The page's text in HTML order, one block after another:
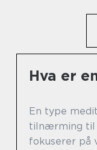
Hva er
En type
tilnærming til
fokuserer på